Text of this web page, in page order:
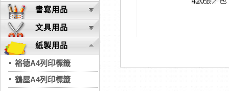
書寫用品
文具用品
紙製用品
裕德A4列印標籤
鶴屋A4列印標籤